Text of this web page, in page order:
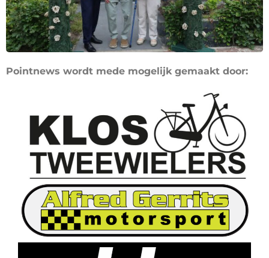
Pointnews wordt mede mogelijk gemaakt door: